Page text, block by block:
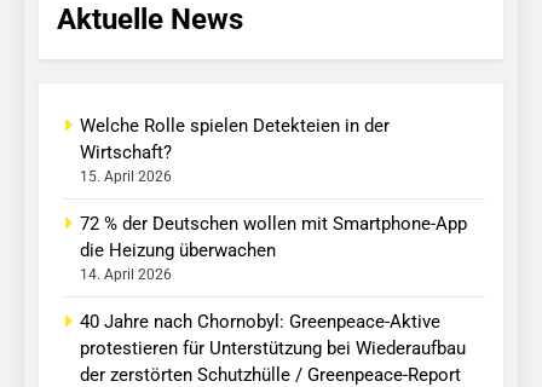
Aktuelle News
Welche Rolle spielen Detekteien in der
Wirtschaft?
15. April 2026
72 % der Deutschen wollen mit Smartphone-App
die Heizung überwachen
14. April 2026
40 Jahre nach Chornobyl: Greenpeace-Aktive
protestieren für Unterstützung bei Wiederaufbau
der zerstörten Schutzhülle / Greenpeace-Report